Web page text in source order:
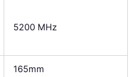
5200 MHz
165mm